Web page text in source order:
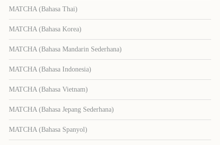
MATCHA (Bahasa Thai)
MATCHA (Bahasa Korea)
MATCHA (Bahasa Mandarin Sederhana)
MATCHA (Bahasa Indonesia)
MATCHA (Bahasa Vietnam)
MATCHA (Bahasa Jepang Sederhana)
MATCHA (Bahasa Spanyol)